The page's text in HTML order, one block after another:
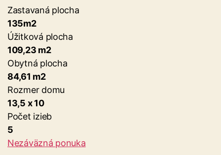
Zastavaná plocha
135m2
Úžitková plocha
109,23 m2
Obytná plocha
84,61 m2
Rozmer domu
13,5 x 10
Počet izieb
5
Nezáväzná ponuka